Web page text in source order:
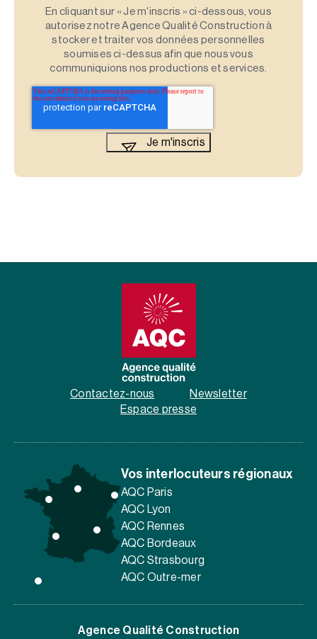
En cliquant sur « Je m'inscris » ci-dessous, vous
autorisez notre Agence Qualité Construction à
stocker et traiter vos données personnelles
soumises ci-dessus afin que nous vous
communiquions nos productions et services.
Contactez-nous
Newsletter
Espace presse
Vos interlocuteurs régionaux
AQC Paris
AQC Lyon
AQC Rennes
AQC Bordeaux
AQC Strasbourg
AQC Outre-mer
Agence Qualité Construction